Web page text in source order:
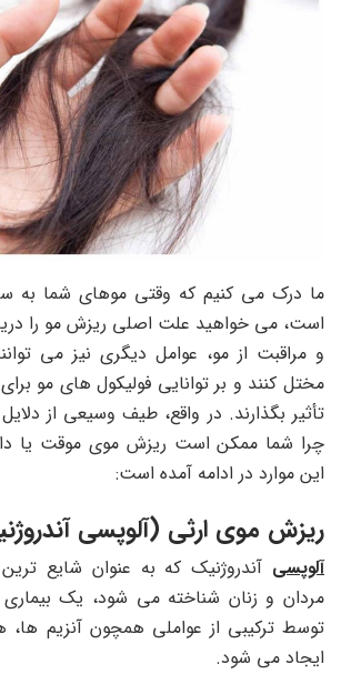
ما درک می کنیم که وقتی موهای شما به
است، می خواهید علت اصلی ریزش مو را
و مراقبت از مو، عوامل دیگری نیز می
مختل کنند و بر توانایی فولیکول های مو
تأثیر بگذارند. در واقع، طیف وسیعی از
چرا شما ممکن است ریزش موی موقت یا
این موارد در ادامه آمده است:
ریزش موی ارثی (آلوپسی
آلوپسی آندروژنیک که به عنوان شایع
مردان و زنان شناخته می شود، یک
توسط ترکیبی از عواملی همچون آنزیم ها،
ایجاد می شود.